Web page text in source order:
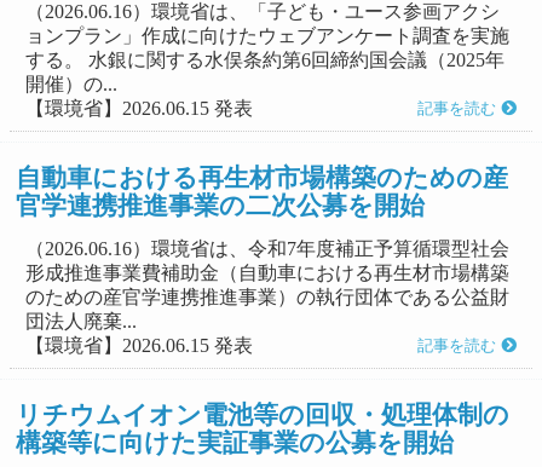
（2026.06.16）環境省は、「子ども・ユース参画アクシ
ョンプラン」作成に向けたウェブアンケート調査を実施
する。 水銀に関する水俣条約第6回締約国会議（2025年
開催）の...
【環境省】2026.06.15 発表
記事を読む
自動車における再生材市場構築のための産
官学連携推進事業の二次公募を開始
（2026.06.16）環境省は、令和7年度補正予算循環型社会
形成推進事業費補助金（自動車における再生材市場構築
のための産官学連携推進事業）の執行団体である公益財
団法人廃棄...
【環境省】2026.06.15 発表
記事を読む
リチウムイオン電池等の回収・処理体制の
構築等に向けた実証事業の公募を開始